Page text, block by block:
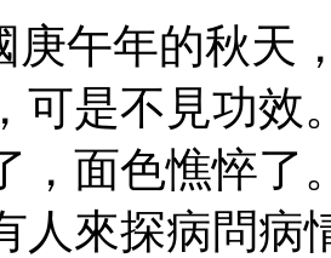
庚午年的秋天
可是不見功效
，面色憔悴了
人來探病問病